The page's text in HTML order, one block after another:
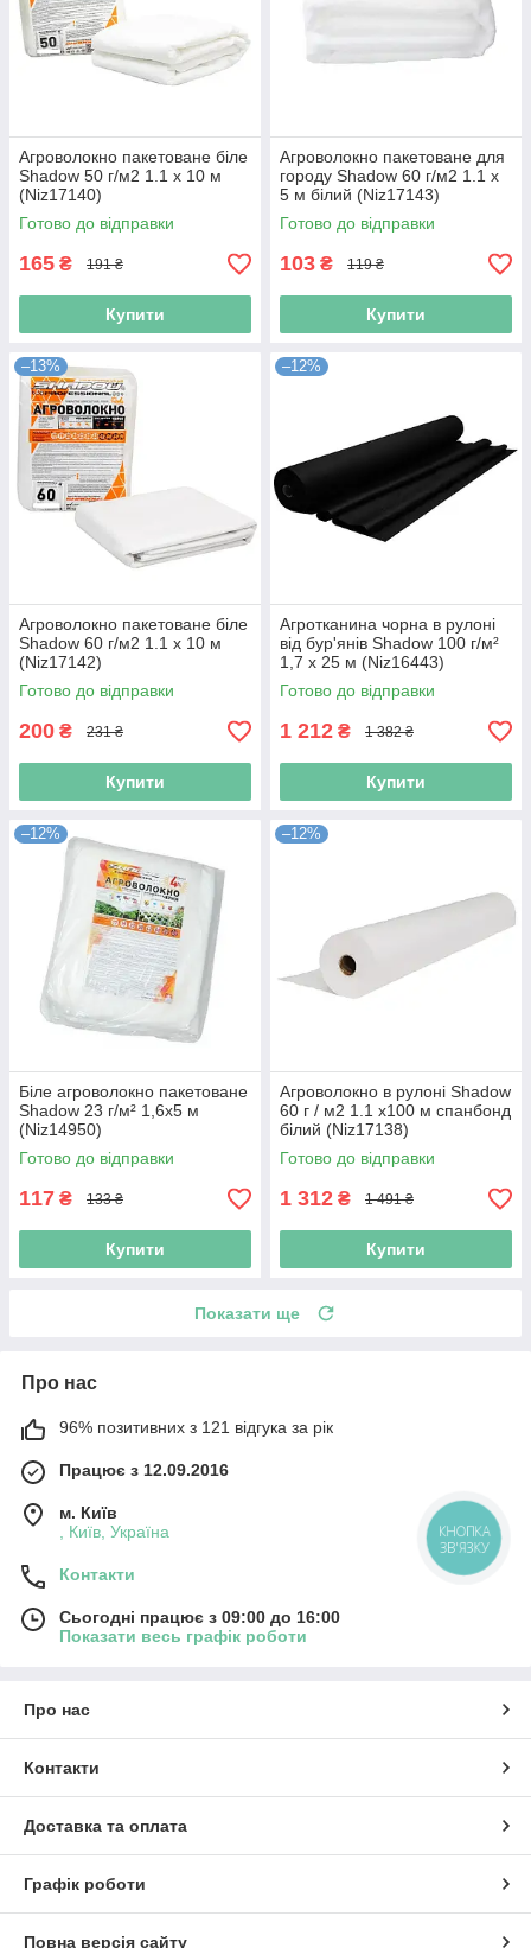
Агроволокно пакетоване біле
Shadow 50 г/м2 1.1 х 10 м
(Niz17140)
Готово до відправки
165 ₴ 191 ₴
Купити
Агроволокно пакетоване для
городу Shadow 60 г/м2 1.1 х
5 м білий (Niz17143)
Готово до відправки
103 ₴ 119 ₴
Купити
–13%
Агроволокно пакетоване біле
Shadow 60 г/м2 1.1 х 10 м
(Niz17142)
Готово до відправки
200 ₴ 231 ₴
Купити
–12%
Агротканина чорна в рулоні
від бур'янів Shadow 100 г/м²
1,7 х 25 м (Niz16443)
Готово до відправки
1 212 ₴ 1 382 ₴
Купити
–12%
Біле агроволокно пакетоване
Shadow 23 г/м² 1,6x5 м
(Niz14950)
Готово до відправки
117 ₴ 133 ₴
Купити
–12%
Агроволокно в рулоні Shadow
60 г / м2 1.1 х100 м спанбонд
білий (Niz17138)
Готово до відправки
1 312 ₴ 1 491 ₴
Купити
Показати ще
Про нас
96% позитивних з 121 відгука за рік
Працює з 12.09.2016
м. Київ
, Київ, Україна
Контакти
Сьогодні працює з 09:00 до 16:00
Показати весь графік роботи
Про нас
Контакти
Доставка та оплата
Графік роботи
Повна версія сайту
КНОПКА
ЗВ'ЯЗКУ